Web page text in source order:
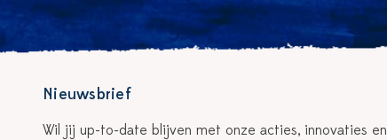
Nieuwsbrief
Wil jij up-to-date blijven met onze acties, innovaties en